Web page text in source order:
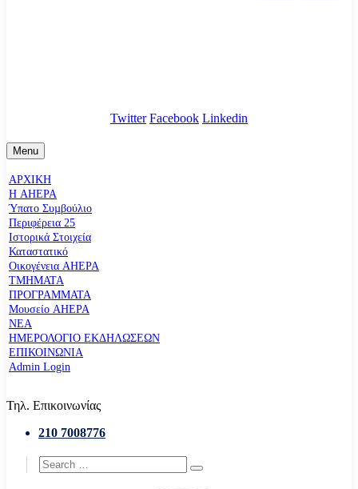
Twitter Facebook Linkedin
Menu
ΑΡΧΙΚΗ
Η AHEPA
Ύπατο Συµβούλιο
Περιφέρεια 25
Ιστορικά Στοιχεία
Καταστατικό
Οικογένεια AHEPA
ΤΜΗΜΑΤΑ
ΠΡΟΓΡΑΜΜΑΤΑ
Μουσείο AHEPA
ΝΕΑ
ΗΜΕΡΟΛΟΓΙΟ ΕΚΔΗΛΩΣΕΩΝ
ΕΠΙΚΟΙΝΩΝΙΑ
Admin Login
Τηλ. Επικοινωνίας
210 7008776